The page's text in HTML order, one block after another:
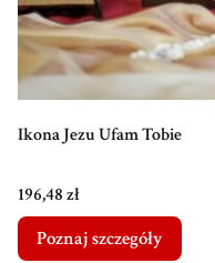
Ikona Jezu Ufam Tobie
Cena
196,48 zł
Poznaj szczegóły